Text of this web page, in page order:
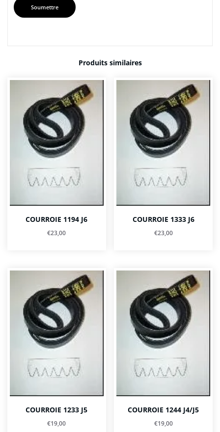
Produits similaires
COURROIE 1194 J6
€23,00
COURROIE 1333 J6
€23,00
COURROIE 1233 J5
€19,00
COURROIE 1244 J4/J5
€19,00